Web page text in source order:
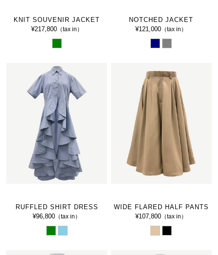
KNIT SOUVENIR JACKET
¥217,800（tax in）
NOTCHED JACKET
¥121,000 （tax in）
RUFFLED SHIRT DRESS
¥96,800 （tax in）
WIDE FLARED HALF PANTS
¥107,800 （tax in）